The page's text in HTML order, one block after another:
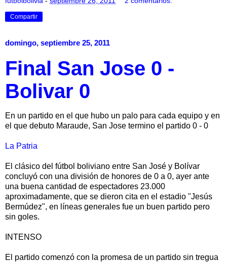
Compartir
domingo, septiembre 25, 2011
Final San Jose 0 -
Bolivar 0
En un partido en el que hubo un palo para cada equipo y en
el que debuto Maraude, San Jose termino el partido 0 - 0
La Patria
El clásico del fútbol boliviano entre San José y Bolívar
concluyó con una división de honores de 0 a 0, ayer ante
una buena cantidad de espectadores 23.000
aproximadamente, que se dieron cita en el estadio "Jesús
Bermúdez", en líneas generales fue un buen partido pero
sin goles.
INTENSO
El partido comenzó con la promesa de un partido sin tregua